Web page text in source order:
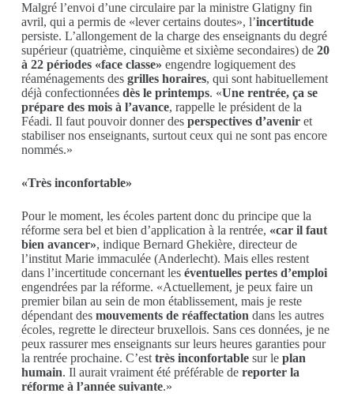
Malgré l’envoi d’une circulaire par la ministre Glatigny fin
avril, qui a permis de «lever certains doutes», l’incertitude
persiste. L’allongement de la charge des enseignants du degré
supérieur (quatrième, cinquième et sixième secondaires) de 20
à 22 périodes «face classe» engendre logiquement des
réaménagements des grilles horaires, qui sont habituellement
déjà confectionnées dès le printemps. «Une rentrée, ça se
prépare des mois à l’avance, rappelle le président de la
Féadi. Il faut pouvoir donner des perspectives d’aveniret
stabiliser nos enseignants, surtout ceux qui ne sont pas encore
nommés.»
«Très inconfortable»
Pour le moment, les écoles partent donc du principe que la
réforme sera bel et bien d’application à la rentrée, «car il faut
bien avancer», indique Bernard Ghekière, directeur de
l’institut Marie immaculée (Anderlecht). Mais elles restent
dans l’incertitude concernant les éventuelles pertes d’emploi
engendrées par la réforme. «Actuellement, je peux faire un
premier bilan au sein de mon établissement, mais je reste
dépendant des mouvements de réaffectation dans les autres
écoles, regrette le directeur bruxellois. Sans ces données, je ne
peux rassurer mes enseignants sur leurs heures garanties pour
la rentrée prochaine. C’esttrès inconfortable sur leplan
humain. Il aurait vraiment été préférable de reporter la
réforme à l’année suivante.»